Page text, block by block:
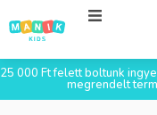
25 000 Ft felett boltunk
megrendelt